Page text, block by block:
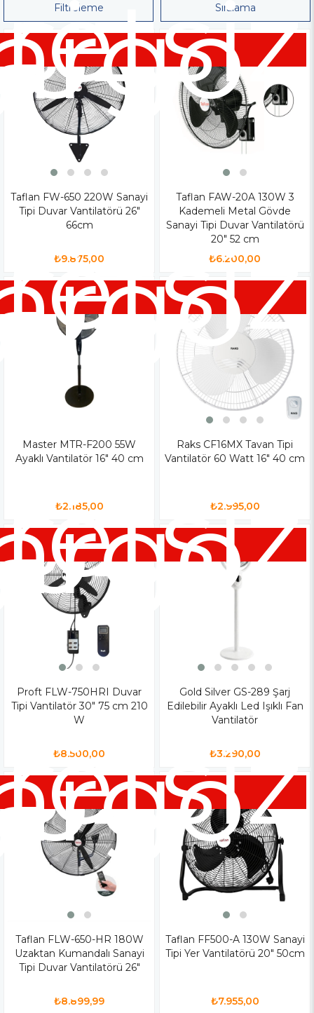
Filtreleme Sıralama
Taflan FW-650 220W Sanayi
Tipi Duvar Vantilatörü 26"
66cm
₺9.875,00
Taflan FAW-20A 130W 3
Kademeli Metal Gövde
Sanayi Tipi Duvar Vantilatörü
20" 52 cm
₺6.200,00
Master MTR-F200 55W
Ayaklı Vantilatör 16" 40 cm
₺2.185,00
Raks CF16MX Tavan Tipi
Vantilatör 60 Watt 16" 40 cm
₺2.995,00
Proft FLW-750HRI Duvar
Tipi Vantilatör 30" 75 cm 210
W
₺8.500,00
Gold Silver GS-289 Şarj
Edilebilir Ayaklı Led Işıklı Fan
Vantilatör
₺3.290,00
Taflan FLW-650-HR 180W
Uzaktan Kumandalı Sanayi
Tipi Duvar Vantilatörü 26"
₺8.899,99
Taflan FF500-A 130W Sanayi
Tipi Yer Vantilatörü 20" 50cm
₺7.955,00